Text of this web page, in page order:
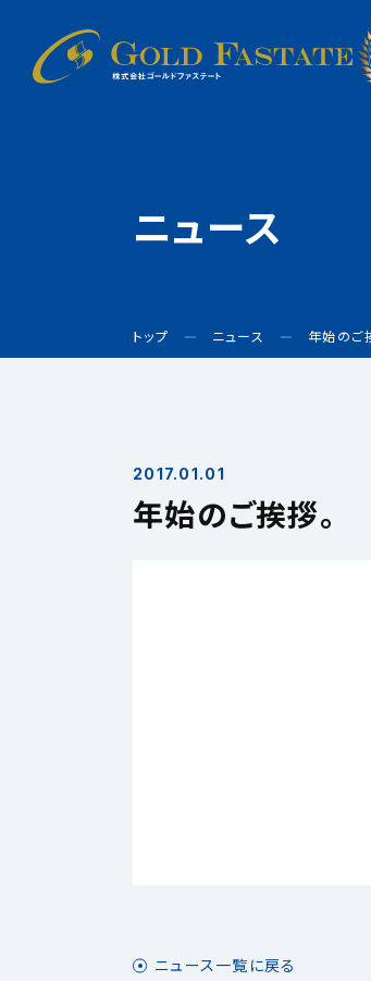
ニュース
トップ ニュース 年始のご
2017.01.01
年始のご挨拶。
ニュース一覧に戻る